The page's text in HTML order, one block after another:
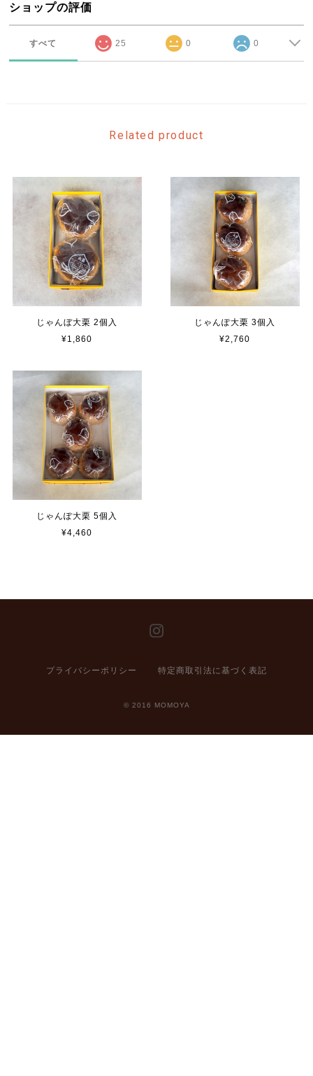
ショップの評価
すべて 25 0 0
Related product
じゃんぼ大栗 2個入
¥1,860
じゃんぽ大栗 3個入
¥2,760
じゃんぽ大栗 5個入
¥4,460
プライバシーポリシー 特定商取引法に基づく表記
© 2016 MOMOYA